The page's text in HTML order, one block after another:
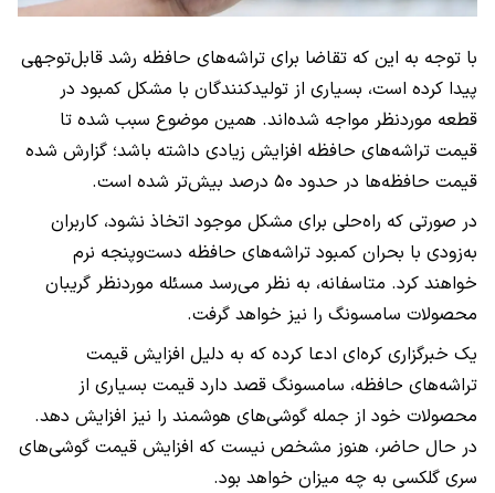
با توجه به این که تقاضا برای تراشه‌های حافظه رشد قابل‌توجهی
پیدا کرده است، بسیاری از تولیدکنندگان با مشکل کمبود در
قطعه موردنظر مواجه شده‌اند. همین موضوع سبب شده تا
قیمت تراشه‌های حافظه افزایش زیادی داشته باشد؛ گزارش شده
قیمت حافظه‌ها در حدود ۵۰ درصد بیش‌تر شده است.
در صورتی که راه‌حلی برای مشکل موجود اتخاذ نشود، کاربران
به‌زودی با بحران کمبود تراشه‌های حافظه دست‌وپنجه نرم
خواهند کرد. متاسفانه، به نظر می‌رسد مسئله موردنظر گریبان
محصولات سامسونگ را نیز خواهد گرفت.
یک خبرگزاری کره‌ای ادعا کرده که به دلیل افزایش قیمت
تراشه‌های حافظه، سامسونگ قصد دارد قیمت بسیاری از
محصولات خود از جمله گوشی‌های هوشمند را نیز افزایش دهد.
در حال حاضر، هنوز مشخص نیست که افزایش قیمت گوشی‌های
سری گلکسی به چه میزان خواهد بود.